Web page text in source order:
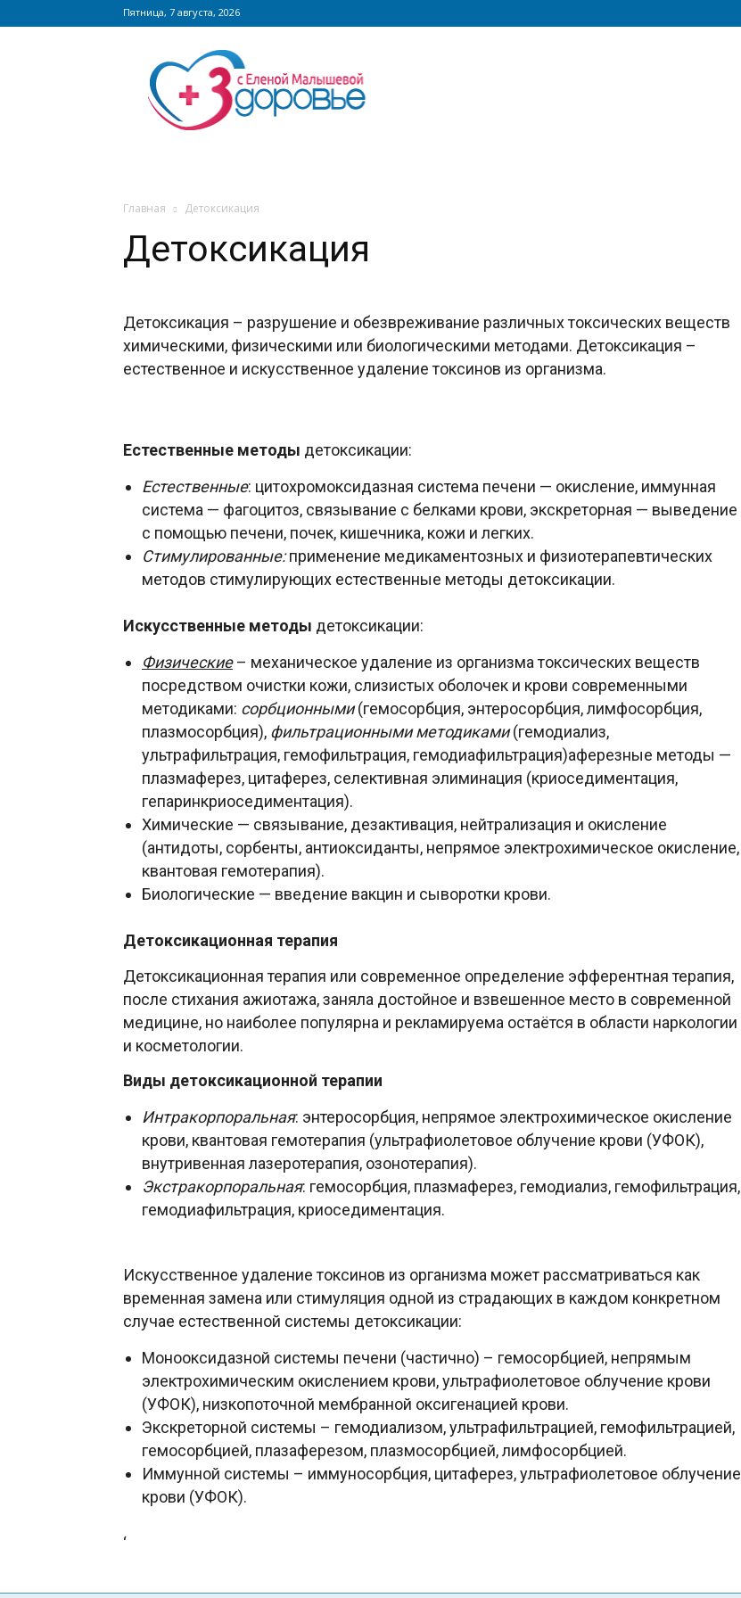
Пятница, 7 августа, 2026
Сайт
zdorovieinfo.ru
крупнейший
медицинский
Главная Детоксикация
Детоксикация
Детоксикация – разрушение и обезвреживание различных токсических веществ
химическими, физическими или биологическими методами. Детоксикация –
естественное и искусственное удаление токсинов из организма.
Естественные методы детоксикации:
Естественные: цитохромоксидазная система печени — окисление, иммунная
система — фагоцитоз, связывание с белками крови, экскреторная — выведение
с помощью печени, почек, кишечника, кожи и легких.
Стимулированные:применение медикаментозных и физиотерапевтических
методов стимулирующих естественные методы детоксикации.
Искусственные методы детоксикации:
Физические – механическое удаление из организма токсических веществ
посредством очистки кожи, слизистых оболочек и крови современными
методиками: сорбционными(гемосорбция, энтеросорбция, лимфосорбция,
плазмосорбция), фильтрационными методиками(гемодиализ,
ультрафильтрация, гемофильтрация, гемодиафильтрация)аферезные методы —
плазмаферез, цитаферез, селективная элиминация (криоседиментация,
гепаринкриоседиментация).
Химические — связывание, дезактивация, нейтрализация и окисление
(антидоты, сорбенты, антиоксиданты, непрямое электрохимическое окисление,
квантовая гемотерапия).
Биологические — введение вакцин и сыворотки крови.
Детоксикационная терапия
Детоксикационная терапия или современное определение эфферентная терапия,
после стихания ажиотажа, заняла достойное и взвешенное место в современной
медицине, но наиболее популярна и рекламируема остаётся в области наркологии
и косметологии.
Виды детоксикационной терапии
Интракорпоральная: энтеросорбция, непрямое электрохимическое окисление
крови, квантовая гемотерапия (ультрафиолетовое облучение крови (УФОК),
внутривенная лазеротерапия, озонотерапия).
Экстракорпоральная: гемосорбция, плазмаферез, гемодиализ, гемофильтрация,
гемодиафильтрация, криоседиментация.
Искусственное удаление токсинов из организма может рассматриваться как
временная замена или стимуляция одной из страдающих в каждом конкретном
случае естественной системы детоксикации:
Монооксидазной системы печени (частично) – гемосорбцией, непрямым
электрохимическим окислением крови, ультрафиолетовое облучение крови
(УФОК), низкопоточной мембранной оксигенацией крови.
Экскреторной системы – гемодиализом, ультрафильтрацией, гемофильтрацией,
гемосорбцией, плазаферезом, плазмосорбцией, лимфосорбцией.
Иммунной системы – иммуносорбция, цитаферез, ультрафиолетовое облучение
крови (УФОК).
‘